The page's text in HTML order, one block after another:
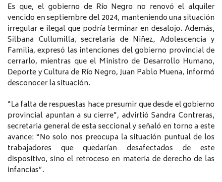
Es que, el gobierno de Río Negro no renovó el alquiler
vencido en septiembre del 2024, manteniendo una situación
irregular e ilegal que podría terminar en desalojo. Además,
Silbana Cullumilla, secretaria de Niñez, Adolescencia y
Familia, expresó las intenciones del gobierno provincial de
cerrarlo, mientras que el Ministro de Desarrollo Humano,
Deporte y Cultura de Río Negro, Juan Pablo Muena, informó
desconocer la situación.
“La falta de respuestas hace presumir que desde el gobierno
provincial apuntan a su cierre”, advirtió Sandra Contreras,
secretaria general de esta seccional y señaló en torno a este
avance: “No solo nos preocupa la situación puntual de los
trabajadores que quedarían desafectados de este
dispositivo, sino el retroceso en materia de derecho de las
infancias”.